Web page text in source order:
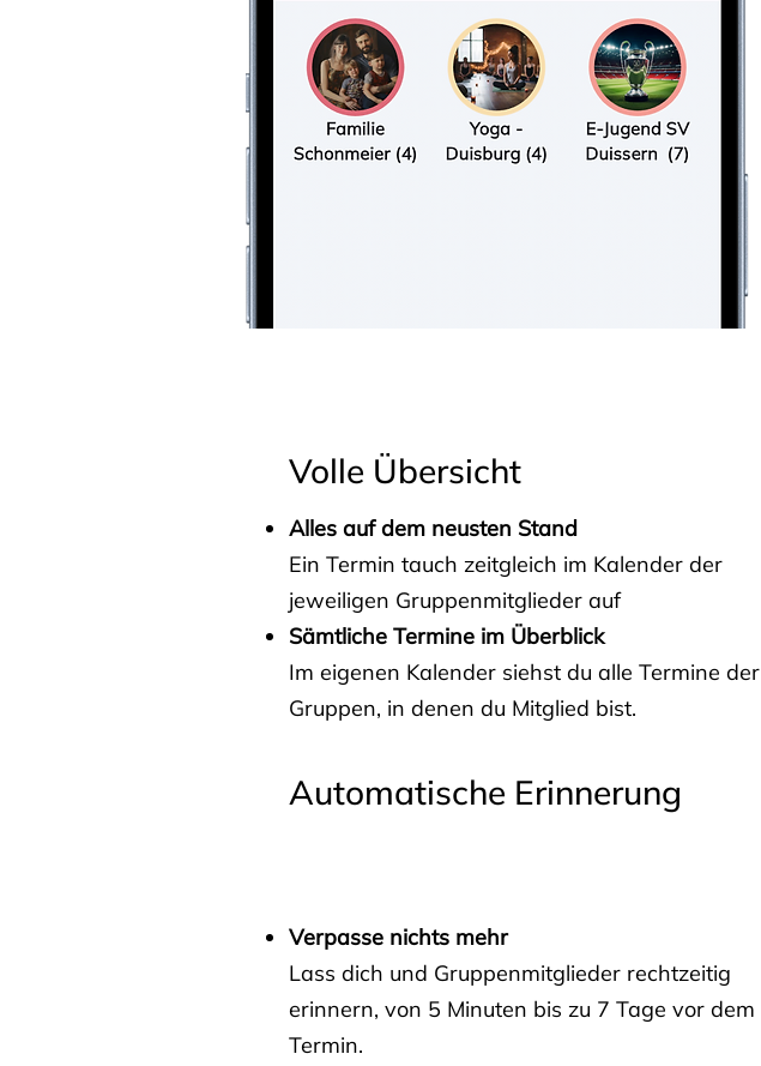
Volle Übersicht
Alles auf dem neusten Stand
Ein Termin tauch zeitgleich im Kalender der
jeweiligen Gruppenmitglieder auf
Sämtliche Termine im Überblick
Im eigenen Kalender siehst du alle Termine der
Gruppen, in denen du Mitglied bist.
Automatische Erinnerung
Verpasse nichts mehr
Lass dich und Gruppenmitglieder rechtzeitig
erinnern, von 5 Minuten bis zu 7 Tage vor dem
Termin.